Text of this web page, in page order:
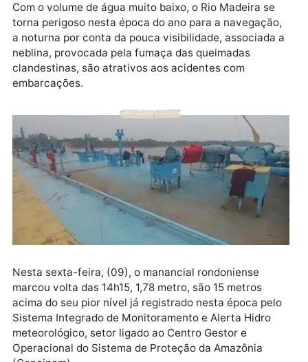
torna perigoso nesta época do ano para a
a noturna por conta da pouca visibilidade,
neblina, provocada pela fumaça das queimadas
clandestinas, são atrativos aos acidentes com
embarcações.